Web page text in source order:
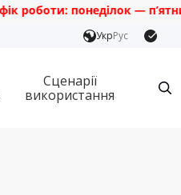
понеділок — п’ятниця
УкрРус
Сценарії
використання